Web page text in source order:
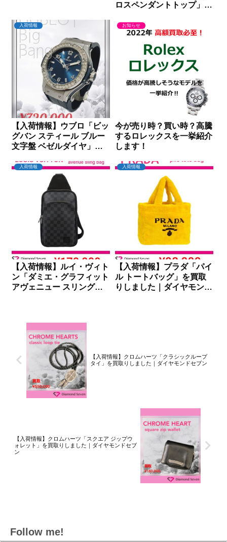
ロスペンダントトップ」を
ンドセブン
入荷情報
【入荷情報】ウブロ「ビッ
グバン スティール ブルー
文字盤 ベゼルダイヤ」を
ンドセブン
お知らせ
今が売り時？買い時？高騰
するロレックスを一挙紹介
します！
入荷情報
【入荷情報】ルイ・ヴィト
ン「ダミエ・グラフィット
アヴェニュー スリングバ
入荷情報
【入荷情報】プラダ「パイ
ル トートバッグ」を買取
りしました｜ダイヤモンド
【入荷情報】クロムハーツ「クラシックループ
タイ」を買取りしました｜ダイヤモンドセブン
【入荷情報】クロムハーツ「スクエア ジップウ
ォレット」を買取りしました｜ダイヤモンドセブ
ン
Follow me!